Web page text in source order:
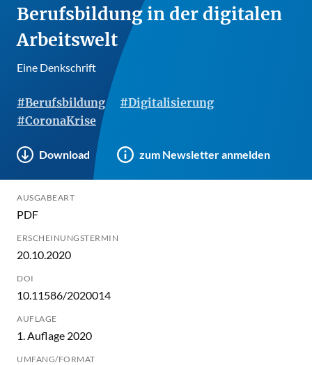
Berufsbildung in der digitalen
Arbeitswelt
Eine Denkschrift
#Berufsbildung
#Digitalisierung
#CoronaKrise
Download zum Newsletter anmelden
AUSGABEART
PDF
ERSCHEINUNGSTERMIN
20.10.2020
DOI
10.11586/2020014
AUFLAGE
1. Auflage 2020
UMFANG/FORMAT